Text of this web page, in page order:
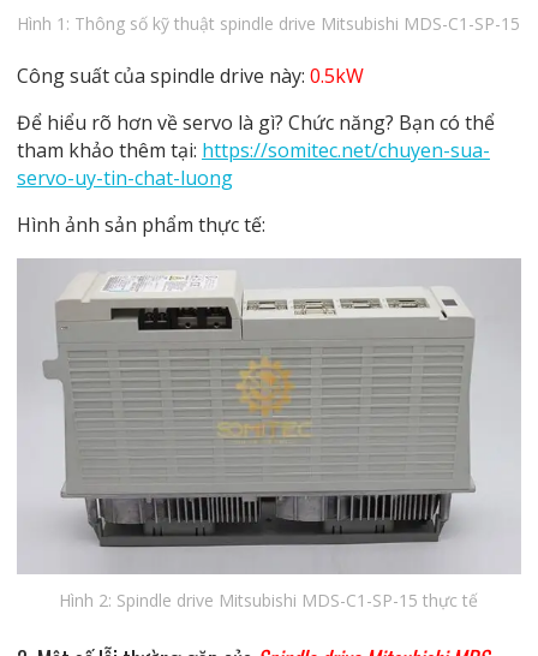
Hình 1: Thông số kỹ thuật spindle drive Mitsubishi MDS-C1-SP-15
Công suất của spindle drive này: 0.5kW
Để hiểu rõ hơn về servo là gì? Chức năng? Bạn có thể
tham khảo thêm tại: https://somitec.net/chuyen-sua-
servo-uy-tin-chat-luong
Hình ảnh sản phẩm thực tế:
Hình 2: Spindle drive Mitsubishi MDS-C1-SP-15 thực tế